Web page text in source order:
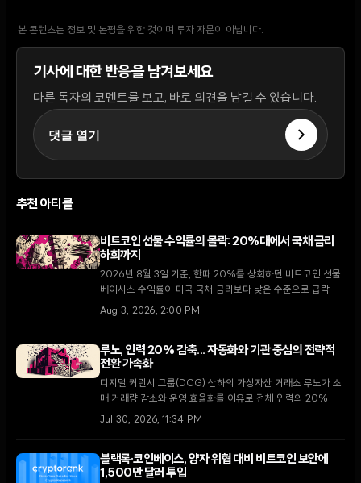
본 콘텐츠는 정보 및 논평을 위한 것이며 투자 자문이 아닙니다.
기사에 대한 반응을 남겨보세요
다른 독자의 코멘트를 보고, 바로 의견을 남길 수 있습니다.
댓글 열기
추천 아티클
비트코인 선물 수익률의 몰락: 20%대에서 국채 금리
하회까지
2026년 8월 3일 기준, 한때 20%를 상회하던 비트코인 선물
베이시스 수익률이 미국 국채 금리보다 낮은 수준으로 급락하
며 암호화폐 시장의 구조적 변화를 시사하고 있다.
Aug 3, 2026, 2:00 PM
루노, 인력 20% 감축... 자동화와 기관 중심의 전략적
전환 가속화
디지털 커런시 그룹(DCG) 산하의 가상자산 거래소 루노가 소
매 거래량 감소와 운영 효율화를 이유로 전체 인력의 20%를
감축한다. 이번 조치는 2026년 7월 가상자산 업계 전반에 몰
Jul 30, 2026, 11:34 PM
블랙록·코인베이스, 양자 위협 대비 비트코인 보안에
1,500만 달러 투입